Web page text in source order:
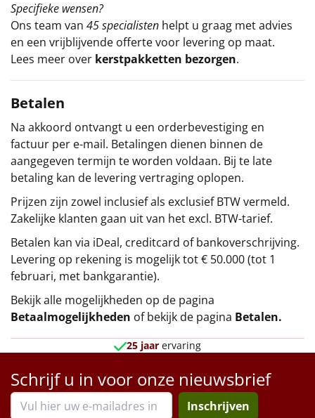
Specifieke wensen?
Ons team van 45 specialisten helpt u graag met advies
en een vrijblijvende offerte voor levering op maat.
Lees meer over kerstpakketten bezorgen.
Betalen
Na akkoord ontvangt u een orderbevestiging en
factuur per e-mail. Betalingen dienen binnen de
aangegeven termijn te worden voldaan. Bij te late
betaling kan de levering vertraging oplopen.
Prijzen zijn zowel inclusief als exclusief BTW vermeld.
Zakelijke klanten gaan uit van het excl. BTW-tarief.
Betalen kan via iDeal, creditcard of bankoverschrijving.
Levering op rekening is mogelijk tot € 50.000 (tot 1
februari, met bankgarantie).
Bekijk alle mogelijkheden op de pagina
Betaalmogelijkheden of bekijk de pagina Betalen.
25 jaar ervaring
Schrijf u in voor onze nieuwsbrief
Inschrijven